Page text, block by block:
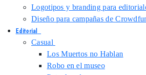
Logotipos y branding para
Diseño para campañas de
Editorial
Casual
Los Muertos no Hablan
Robo en el museo